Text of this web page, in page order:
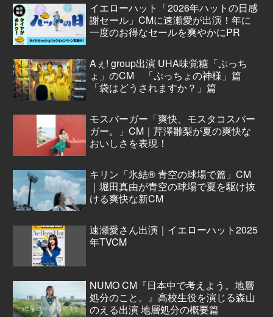
イエローハット「2026年ハットの日感
謝セール」CMに速瀬愛が出演！年に
一度のお得なセールを爽やかにPR
Aぇ! group出演 UHA味覚糖「ぷっち
ょ」のCM 「ぷっちょの神様」篇
「袋はどうされますか？」篇
モスバーガー「爽快、モスタコスバー
ガー。」CM｜芹澤雛梨が夏の爽快な
おいしさを表現！
キリン「氷結® 青空の球場で篇」CM
｜堀田真由が青空の球場で夏を駆け抜
ける爽快な新CM
速瀬愛さん出演｜イエローハット2025
年TVCM
NUMO CM『日本中で考えよう。地層
処分のこと。』高校生役を演じる森山
のえる出演 地層処分の概要篇